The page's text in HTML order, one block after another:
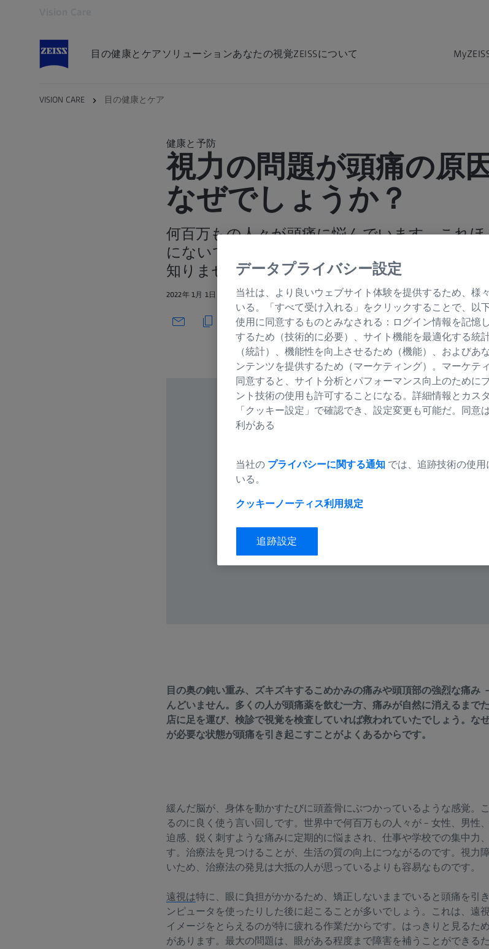
目の健康とケア ソリューションあなたの視覚ZEISSについて
VISION CARE 目の健康とケア
健康と予防
視力の問題が頭痛の原
なぜでしょうか？
何百万もの人々が頭痛に悩んでいます。これ
にないでしょう。多くの人は、新しいメガネ
知りません。
2022年 1月 1日
目の奥の鈍い重み、ズキズキするこめかみの痛みや頭頂部の強烈な痛み
んどいません。多くの人が頭痛薬を飲む一方、痛みが自然に消えるまで
店に足を運び、検診で視覚を検査していれば救われていたでしょう。な
が必要な状態が頭痛を引き起こすことがよくあるからです。
緩んだ脳が、身体を動かすたびに頭蓋骨にぶつかっているような感覚。
るのに良く使う言い回しです。世界中で何百万もの人々が – 女性、男性
迫感、鋭く刺すような痛みに定期的に悩まされ、仕事や学校での集中力
す。治療法を見つけることが、生活の質の向上につながるのです。視力
いため、治療法の発見は大抵の人が思っているよりも容易なものです。
遠視は特に、眼に負担がかかるため、矯正しないままでいると頭痛を引
ンピュータを使ったりした後に起こることが多いでしょう。これは、遠
イメージをとらえるのが特に疲れる作業だからです。はっきりと見るた
があります。最大の問題は、眼がある程度まで障害を補うことができる
データプライバシー設定
当社は、より良いウェブサイト体験を提供するため、様
いる。「すべて受け入れる」をクリックすることで、以
使用に同意するものとみなされる：ログイン情報を記憶
するため（技術的に必要）、サイト機能を最適化する統
（統計）、機能性を向上させるため（機能）、およびあ
ンテンツを提供するため（マーケティング）。マーケテ
同意すると、サイト分析とパフォーマンス向上のために
ント技術の使用も許可することになる。詳細情報とカス
「クッキー設定」で確認でき、設定変更も可能だ。同意
利がある
当社の プライバシーに関する通知 では、追跡技術の使
いる。
クッキーノーティス利用規定
追跡設定